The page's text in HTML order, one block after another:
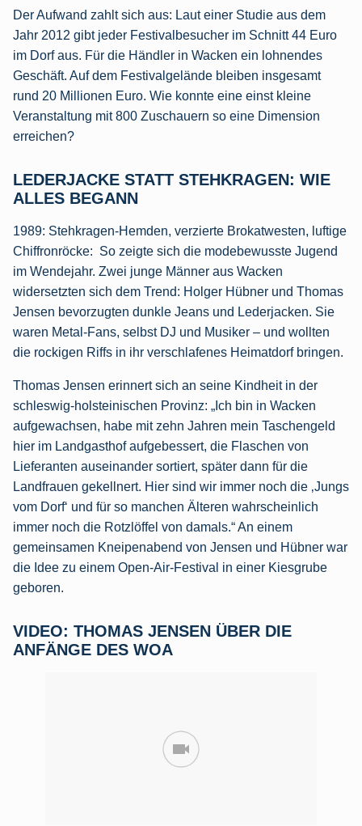
Der Aufwand zahlt sich aus: Laut einer Studie aus dem
Jahr 2012 gibt jeder Festivalbesucher im Schnitt 44 Euro
im Dorf aus. Für die Händler in Wacken ein lohnendes
Geschäft. Auf dem Festivalgelände bleiben insgesamt
rund 20 Millionen Euro. Wie konnte eine einst kleine
Veranstaltung mit 800 Zuschauern so eine Dimension
erreichen?
LEDERJACKE STATT STEHKRAGEN: WIE
ALLES BEGANN
1989: Stehkragen-Hemden, verzierte Brokatwesten, luftige
Chiffronröcke: So zeigte sich die modebewusste Jugend
im Wendejahr. Zwei junge Männer aus Wacken
widersetzten sich dem Trend: Holger Hübner und Thomas
Jensen bevorzugten dunkle Jeans und Lederjacken. Sie
waren Metal-Fans, selbst DJ und Musiker – und wollten
die rockigen Riffs in ihr verschlafenes Heimatdorf bringen.
Thomas Jensen erinnert sich an seine Kindheit in der
schleswig-holsteinischen Provinz: „Ich bin in Wacken
aufgewachsen, habe mit zehn Jahren mein Taschengeld
hier im Landgasthof aufgebessert, die Flaschen von
Lieferanten auseinander sortiert, später dann für die
Landfrauen gekellnert. Hier sind wir immer noch die ‚Jungs
vom Dorf‘ und für so manchen Älteren wahrscheinlich
immer noch die Rotzlöffel von damals.“ An einem
gemeinsamen Kneipenabend von Jensen und Hübner war
die Idee zu einem Open-Air-Festival in einer Kiesgrube
geboren.
VIDEO: THOMAS JENSEN ÜBER DIE
ANFÄNGE DES WOA